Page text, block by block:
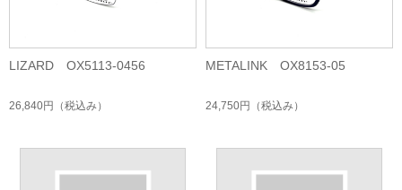
LIZARD OX5113-0456
26,840円 （税込み）
METALINK OX8153-05
24,750円 （税込み）